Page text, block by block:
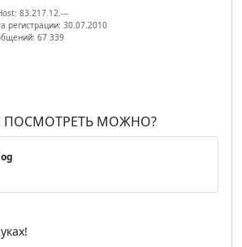
83.217.12.---
регистрации: 30.07.2010
67 339
ПОСМОТРЕТЬ МОЖНО?